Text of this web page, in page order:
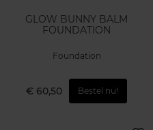
GLOW BUNNY BALM
FOUNDATION
Foundation
€ 60,50 Bestel nu!